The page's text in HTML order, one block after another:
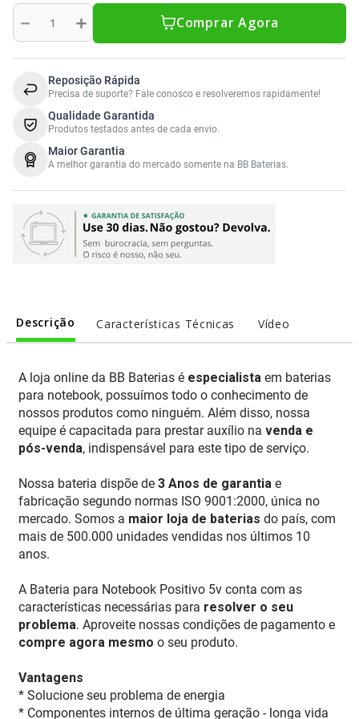
Sony Vaio
Toshiba
Sony Vaio
Toshiba
Caddy para SSD
Tela para Iphone
＋
－ Comprar Agora
Reposição Rápida
Precisa de suporte? Fale conosco e resolveremos rapidamente!
Qualidade Garantida
Produtos testados antes de cada envio.
Maior Garantia
A melhor garantia do mercado somente na BB Baterias.
Descrição Características Técnicas Vídeo
A loja online da BB Baterias é especialista em baterias
para notebook, possuímos todo o conhecimento de
nossos produtos como ninguém. Além disso, nossa
equipe é capacitada para prestar auxílio na venda e
pós-venda, indispensável para este tipo de serviço.
Nossa bateria dispõe de 3 Anos de garantia e
fabricação segundo normas ISO 9001:2000, única no
mercado. Somos a maior loja de baterias do país, com
mais de 500.000 unidades vendidas nos últimos 10
anos.
A Bateria para Notebook Positivo 5v conta com as
características necessárias para resolver o seu
problema. Aproveite nossas condições de pagamento e
compre agora mesmo o seu produto.
Vantagens
* Solucione seu problema de energia
* Componentes internos de última geração - longa vida